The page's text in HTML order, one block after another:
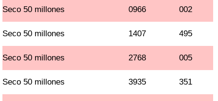
Seco 50 millones 0966 002
Seco 50 millones 1407 495
Seco 50 millones 2768 005
Seco 50 millones 3935 351